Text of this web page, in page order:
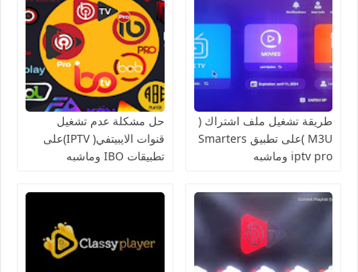
طريقة تشغيل ملف اشتراك (
M3U )على تطبيق Smarters
iptv pro وماشبه
حل مشكلة عدم تشغيل
قنوات الايبيتفي( IPTV)على
تطبيقات IBO وماشبه